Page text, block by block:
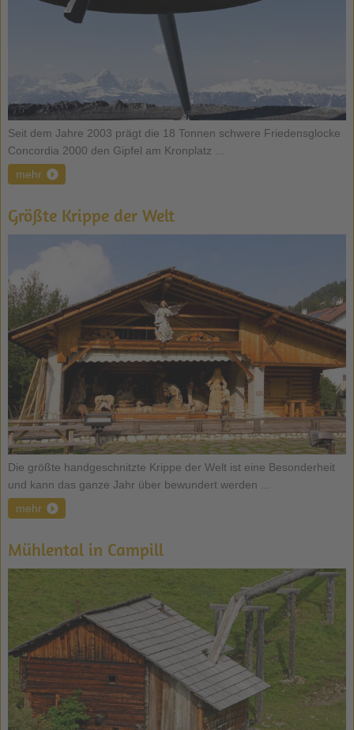
Seit dem Jahre 2003 prägt die 18 Tonnen schwere Friedensglocke
Concordia 2000 den Gipfel am Kronplatz ...
mehr
Größte Krippe der Welt
Die größte handgeschnitzte Krippe der Welt ist eine Besonderheit
und kann das ganze Jahr über bewundert werden ...
mehr
Mühlental in Campill